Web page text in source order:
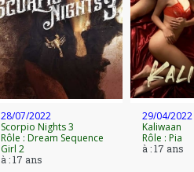
28/07/2022
Scorpio Nights 3
Rôle : Dream Sequence
Girl 2
à : 17 ans
29/04/2022
Kaliwaan
Rôle : Pia
à : 17 ans